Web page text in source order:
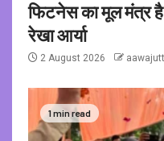
फिटनेस का मूल मंत्र
रेखा आर्या
2 August 2026
1 min read